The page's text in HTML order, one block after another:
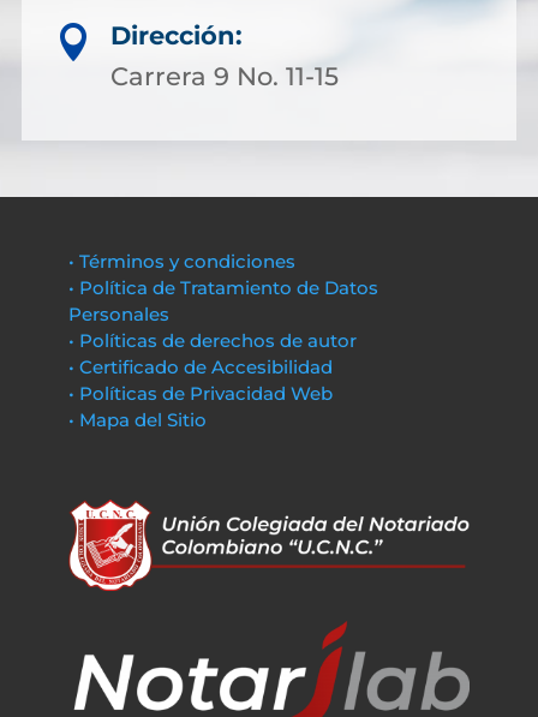

Dirección:
Carrera 9 No. 11-15
• Términos y condiciones
• Política de Tratamiento de Datos
Personales
• Políticas de derechos de autor
• Certificado de Accesibilidad
• Políticas de Privacidad Web
• Mapa del Sitio